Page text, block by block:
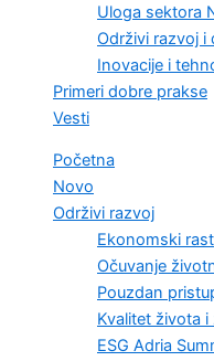
Uloga sektora
Održivi razvoj
Inovacije i
Primeri dobre prakse
Vesti
Početna
Novo
Održivi razvoj
Ekonomski rast
Očuvanje
Pouzdan
Kvalitet života i
ESG Adria